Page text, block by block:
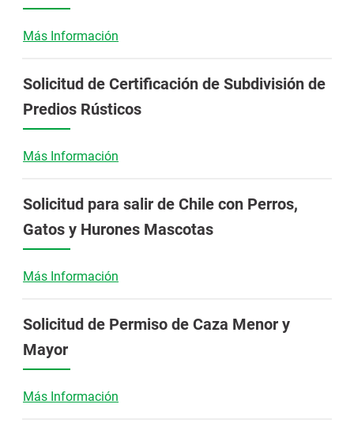
Más Información
Solicitud de Certificación de Subdivisión de
Predios Rústicos
Más Información
Solicitud para salir de Chile con Perros,
Gatos y Hurones Mascotas
Más Información
Solicitud de Permiso de Caza Menor y
Mayor
Más Información